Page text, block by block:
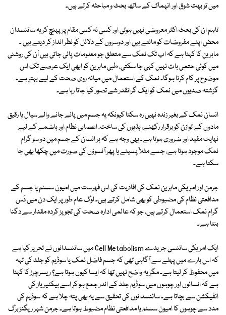
میں تو بہت شوق اور انہماک کے ساتھ بحث و مباحثہ کرتے ہیں۔
تاہم ان کی بحث اکثر معروضی نہیں ہوتی اور کسی نہ کسی مقام پر پہنچ کر یہ سائنسدان
محض اپنے مفروضات کو مانتے ہیں اور دوسروں کے دلائل کو نظر انداز کر دیتے ہیں ۔
ماہرین کا کہنا ہے کہ اب تک نمک سے متعلق جو معلومات پائی جاتی ہیں اْن کی روشنی
میں کوئی حتمی بات نہیں کہی جا سکتی، طبی ماہرین کو ابھی ایک عرصے تک اس
موضوع پر کام کرنا ہوگا۔ نمک کے استعمال میں میانہ روی صحت کے لیے بہتر ہے۔
گزشتہ صدیوں میں نمک کو ایک گرانقدر شے تصور کیا جاتا رہا ہے۔
انسان نمک کے بغیر زندہ نہیں رہ سکتا کیونکہ یہ جسم میں پائے جانے والے سیال یا رقیق
مادوں کے توازن کو برقرار رکھنے، ہڈیوں کی ساخت، اعصابی نظام اور ہاضمے کے لیے
نہایت مفید اور ضروری ہوتا ہے۔ یہی وجہ ہے کہ ہر انسان کے جسم میں دو سو گرام
نمک موجود ہوتا ہے، جسے مثلاً پسینے یا پھر آنسوؤں کی صورت میں چکھا بھی جا
سکتا ہے۔
جرمن اور امریکی ماہرین نمک کی افادیت کی اس فہرست میں امیون سسٹم یا جسم کے
مدافعتی نظام کی مضبوطی کو بھی شامل کرتے ہیں۔ لوگ عام طور پر ایک دن میں دَس
گرام نمک استعمال کرتے ہیں، جو کہ عالمی ادارہ صحت کی تجویز کردہ مقدار سے دگنا
بنتا ہے۔
ایک امریکی سائنسی جریدے Cell Metabolism میں سائنسدانوں نے تحریر کیا ہے
کہ اس بارے میں پہلے سے آگاہی تھی کہ جسم فاضل نمک یا سوڈیم کو جلد کی تہہ
میں محفوظ کر لیتا ہے۔ مگر یہ واضح نہیں تھا کہ ایسا کیوں ہوتا ہے؟ ریسرچرز کا کہنا
ہے کہ انسانوں اور چوہوں میں سوڈیم جلد کے اندر جمع ہو کر اسے بیکٹیریاز کی
انفیکشن سے بچاتا ہے۔ سائنسدانوں کی تحقیق سے یہ بھی پتہ چلا ہے کہ سوڈیم کی
مدد سے چوہوں کا امیون سسٹم یا مدافعتی نظام مضبوط ہوتا ہے۔ جرمن شہر ریگنزبرگ